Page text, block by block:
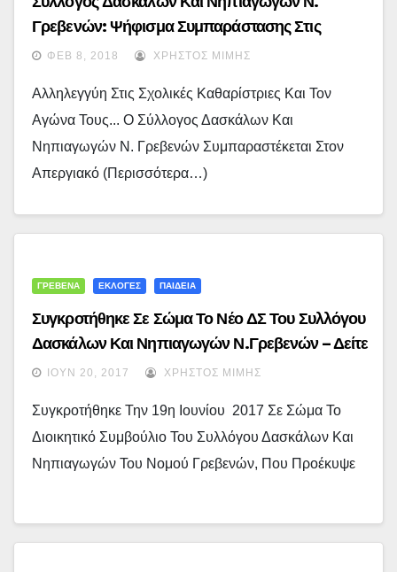
Γρεβενών: Ψήφισμα Συμπαράστασης Στις
Καθαρίστριες
ΦΕΒ 8, 2018 ΧΡΉΣΤΟΣ ΜΊΜΗΣ
Αλληλεγγύη Στις Σχολικές Καθαρίστριες Και Τον
Αγώνα Τους... Ο Σύλλογος Δασκάλων Και
Νηπιαγωγών Ν. Γρεβενών Συμπαραστέκεται Στον
Απεργιακό (περισσότερα…)
ΓΡΕΒΕΝΑ ΕΚΛΟΓΕΣ ΠΑΙΔΕΙΑ
Συγκροτήθηκε Σε Σώμα Το Νέο ΔΣ Του Συλλόγου
Δασκάλων Και Νηπιαγωγών Ν.Γρεβενών – Δείτε
Τα Ονόματα
ΙΟΎΝ 20, 2017 ΧΡΉΣΤΟΣ ΜΊΜΗΣ
Συγκροτήθηκε Την 19η Ιουνίου 2017 Σε Σώμα Το
Διοικητικό Συμβούλιο Του Συλλόγου Δασκάλων Και
Νηπιαγωγών Του Νομού Γρεβενών, Που Προέκυψε